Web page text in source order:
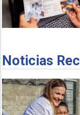
Noticias